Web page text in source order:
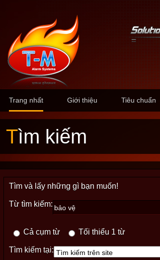
Trang nhất Giới thiệu Tiêu chuẩn
Tìm kiếm
Tìm và lấy những gì bạn muốn!
Từ tìm kiếm:
Cả cụm từ Tối thiểu 1 từ
Tìm kiếm tại: